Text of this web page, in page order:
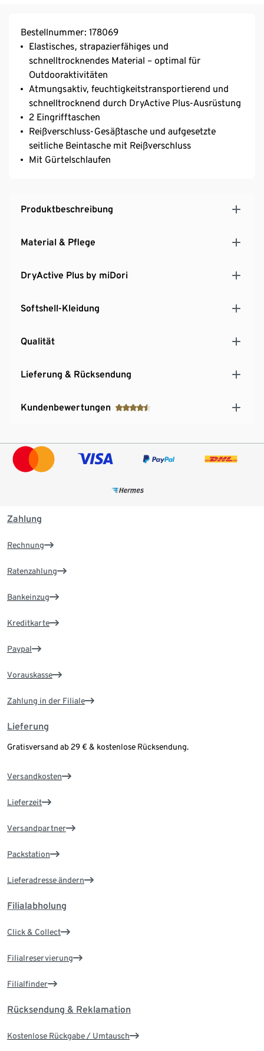
Bestellnummer: 178069
Elastisches, strapazierfähiges und
schnelltrocknendes Material – optimal für
Outdooraktivitäten
Atmungsaktiv, feuchtigkeitstransportierend und
schnelltrocknend durch DryActive Plus-Ausrüstung
2 Eingrifftaschen
Reißverschluss-Gesäßtasche und aufgesetzte
seitliche Beintasche mit Reißverschluss
Mit Gürtelschlaufen
Produktbeschreibung
Material & Pflege
DryActive Plus by miDori
Softshell-Kleidung
Qualität
Lieferung & Rücksendung
Kundenbewertungen
Zahlung
Rechnung
Ratenzahlung
Bankeinzug
Kreditkarte
Paypal
Vorauskasse
Zahlung in der Filiale
Lieferung
Gratisversand ab 29 € & kostenlose Rücksendung.
Versandkosten
Lieferzeit
Versandpartner
Packstation
Lieferadresse ändern
Filialabholung
Click & Collect
Filialreservierung
Filialfinder
Rücksendung & Reklamation
Kostenlose Rückgabe / Umtausch